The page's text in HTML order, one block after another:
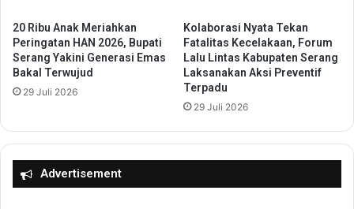
i
S
a
m
p
s
k
t
i
P
e
s
y
r
20 Ribu Anak Meriahkan
Peringatan HAN 2026, Bupati
Serang Yakini Generasi Emas
Bakal Terwujud
29 Juli 2026
Kolaborasi Nyata Tekan
Fatalitas Kecelakaan, Forum
Lalu Lintas Kabupaten Serang
Laksanakan Aksi Preventif
Terpadu
29 Juli 2026
Advertisement